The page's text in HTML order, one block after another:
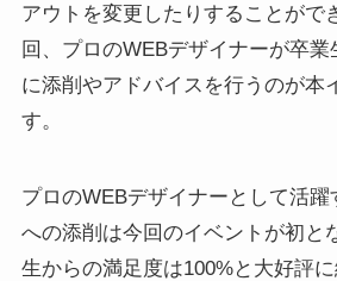
アウトを変更したりすることがで
回、プロのWEBデザイナーが卒
に添削やアドバイスを行うのが本
す。
プロのWEBデザイナーとして活躍
への添削は今回のイベントが初と
生からの満足度は100%と大好評に